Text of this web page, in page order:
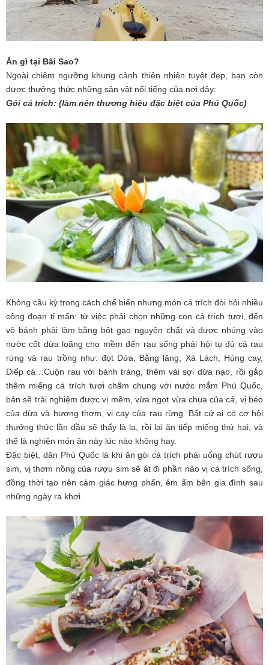
Ăn gì tại Bãi Sao?
Ngoài chiêm ngưỡng khung cảnh thiên nhiên tuyệt đẹp, bạn còn
được thưởng thức những sản vật nổi tiếng của nơi đây:
Gỏi cá trích: (làm nên thương hiệu đặc biệt của Phú Quốc)
Không cầu kỳ trong cách chế biến nhưng món cá trích đòi hỏi nhiều
công đoạn tỉ mẩn: từ việc phải chọn những con cá trích tươi, đến
vỏ bánh phải làm bằng bột gạo nguyên chất và được nhúng vào
nước cốt dừa loãng cho mềm đến rau sống phải hội tụ đủ cả rau
rừng và rau trồng như: đọt Dứa, Bằng lăng, Xà Lách, Húng cay,
Diếp cá…Cuộn rau với bánh tráng, thêm vài sợi dừa nạo, rồi gắp
thêm miếng cá trích tươi chấm chung với nước mắm Phú Quốc,
bản sẽ trải nghiệm được vị mềm, vừa ngọt vừa chua của cá, vị béo
của dừa và hương thơm, vị cay của rau rừng. Bất cứ ai có cơ hội
thưởng thức lần đầu sẽ thấy là lạ, rồi lại ăn tiếp miếng thứ hai, và
thế là nghiện món ăn này lúc nào không hay.
Đặc biệt, dân Phú Quốc là khi ăn gỏi cá trích phải uống chút rượu
sim, vị thơm nồng của rượu sim sẽ át đi phần nào vị cá trích sống,
đồng thời tạo nên cảm giác hưng phấn, êm ấm bên gia đình sau
những ngày ra khơi.